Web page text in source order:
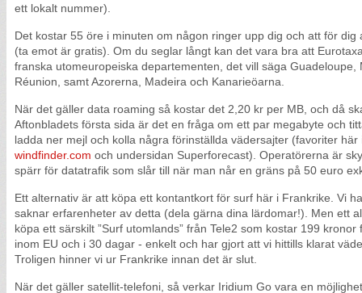
ett lokalt nummer).
Det kostar 55 öre i minuten om någon ringer upp dig och att för dig
(ta emot är gratis). Om du seglar långt kan det vara bra att
franska utomeuropeiska departementen, det vill säga
Réunion, samt Azorerna, Madeira och Kanarieöarna.
När det gäller data roaming så kostar det 2,20 kr per MB, och då
Aftonbladets första sida är det en fråga om ett par megabyte och
ladda ner mejl och kolla några förinställda vädersajter (favoriter
windfinder.com och undersidan Superforecast). Operatörerna är
spärr för datatrafik som slår till när man når en gräns på 50 euro
Ett alternativ är att köpa ett kontantkort för surf här i Frankrike. Vi
saknar erfarenheter av detta (dela gärna dina lärdomar!). Men ett
köpa ett särskilt ”Surf utomlands” från Tele2 som kostar 199
inom EU och i 30 dagar - enkelt och har gjort att vi hittills klarat
Troligen hinner vi ur Frankrike innan det är slut.
När det gäller satellit-telefoni, så verkar Iridium Go vara en